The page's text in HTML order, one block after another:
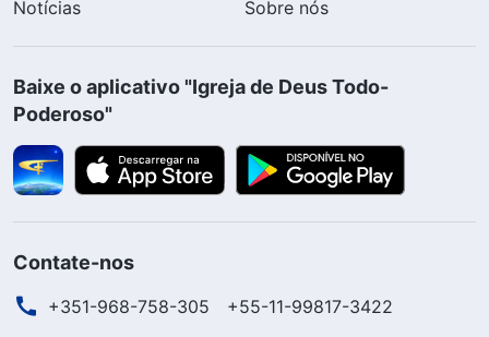
Notícias
Sobre nós
Baixe o aplicativo "Igreja de Deus Todo-
Poderoso"
Contate-nos
+351-968-758-305
+55-11-99817-3422